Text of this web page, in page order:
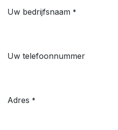
Uw bedrijfsnaam *
Uw telefoonnummer
Adres *